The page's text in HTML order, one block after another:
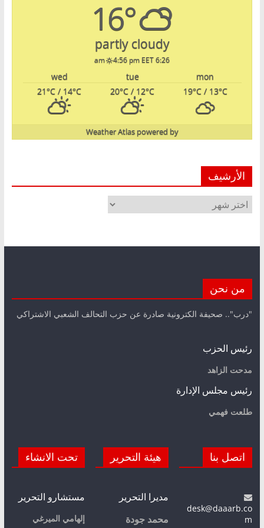
16°
partly cloudy
6:26 am
4:56 pm EET
mon
tue
wed
19°C/ 13°C
20°C / 12°C
21°C / 14°C
powered by
Weather Atlas
الأرشيف
الأرشيف
من نحن
"درب".. صحيفة الكترونية صادرة عن حزب التحالف الشعبي الاشتراكي
رئيس الحزب
مدحت الزاهد
رئيس مجلس الإدارة
طلعت فهمي
اتصل بنا
desk@daaarb.co
m
هيئة التحرير
مديرا التحرير
محمد جودة
تحت الانشاء
مستشارو التحرير
إلهامي الميرغي